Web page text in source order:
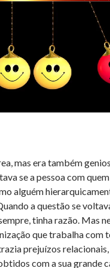
mas era também
se a pessoa com
alguém
a questão se
tinha razão. Mas
que trabalha com
prejuízos
com a sua grande